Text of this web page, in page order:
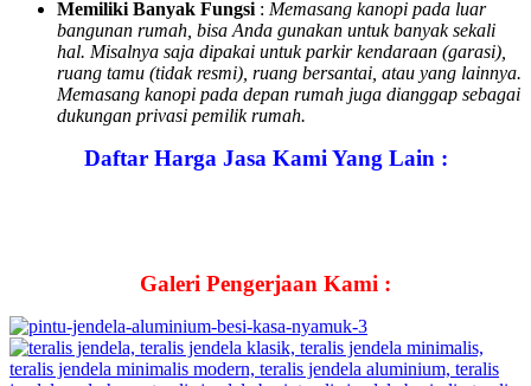
Memiliki Banyak Fungsi : Memasang kanopi pada luar
bangunan rumah, bisa Anda gunakan untuk banyak sekali
hal. Misalnya saja dipakai untuk parkir kendaraan (garasi),
ruang tamu (tidak resmi), ruang bersantai, atau yang lainnya.
Memasang kanopi pada depan rumah juga dianggap sebagai
dukungan privasi pemilik rumah.
Daftar Harga Jasa Kami Yang Lain :
Galeri Pengerjaan Kami :